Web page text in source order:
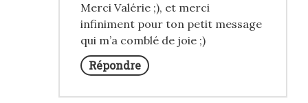
Merci Valérie ;), et merci
infiniment pour ton petit message
qui m’a comblé de joie ;)
Répondre